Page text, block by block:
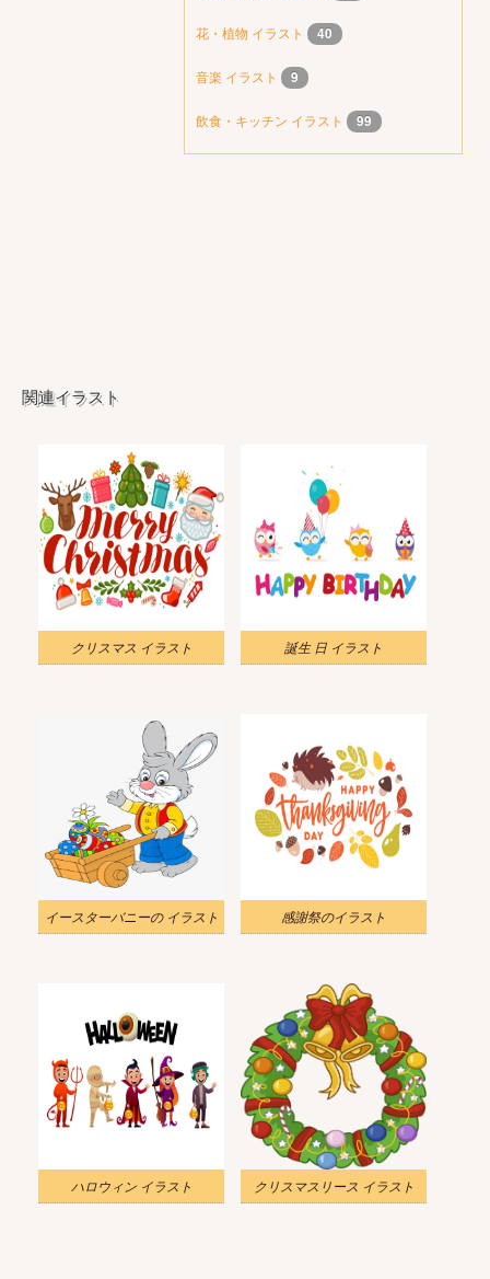
花・植物 イラスト 40
音楽 イラスト 9
飲食・キッチン イラスト 99
関連イラスト
クリスマス イラスト 誕生 日 イラスト
イースターバニーの イラスト 感謝祭のイラスト
ハロウィン イラスト クリスマスリース イラスト